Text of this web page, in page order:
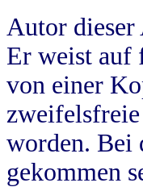
Autor
Er weist auf
von einer
worden. Bei
gekommen